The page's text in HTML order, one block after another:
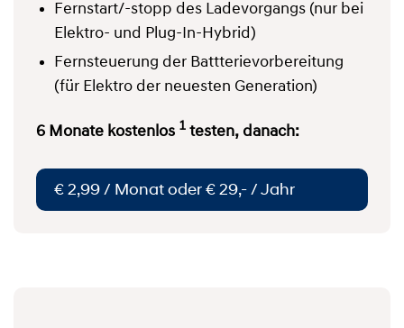
Fernstart/-stopp des Ladevorgangs (nur bei
Elektro- und Plug-In-Hybrid)
Fernsteuerung der Battterievorbereitung
(für Elektro der neuesten Generation)
6 Monate kostenlos 1 testen, danach:
€ 2,99 / Monat oder € 29,- / Jahr